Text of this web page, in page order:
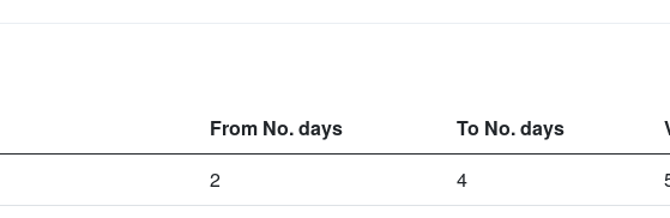
From No. days To No. days
2 4